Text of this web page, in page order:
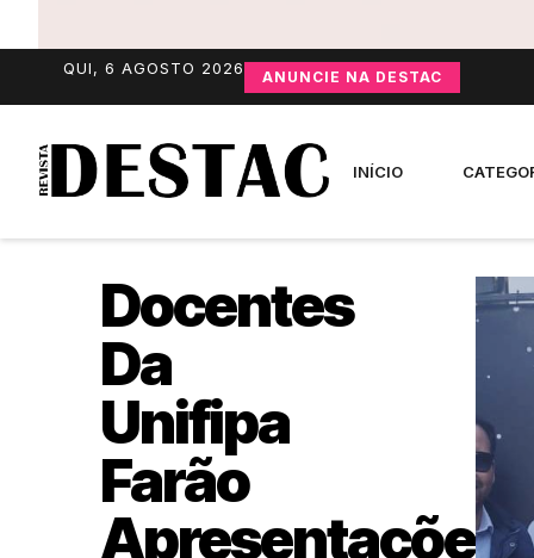
QUI, 6 AGOSTO 2026 ANUNCIE NA DESTAC
INÍCIO
Docentes
Da
Unifipa
Farão
Apresentações